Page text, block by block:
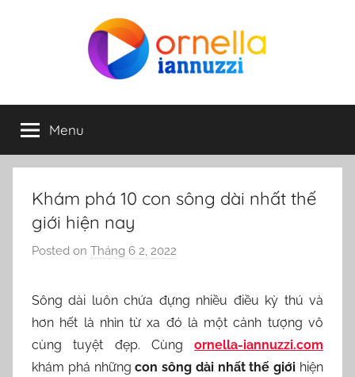
ornella-
iannuzzi.com
Menu
Khám phá 10 con sông dài nhất thế
giới hiện nay
Posted on Tháng 6 2, 2022
y
Sông dài luôn chứa đựng nhiều điều kỳ thú và
hơn hết là nhìn từ xa đó là một cảnh tượng vô
cùng tuyệt đẹp. Cùng ornella-iannuzzi.com
khám phá nhữngcon sông dài nhất thế giới hiện